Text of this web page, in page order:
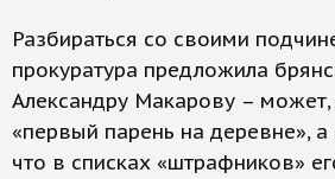
Разбираться со своими
прокуратура предложила
Александру Макарову – может,
«первый парень на деревне», а
что в списках «штрафников»